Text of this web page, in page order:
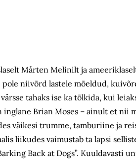
Mårten Melinilt ja
pole niivõrd lastele mõeldud,
tahaks ise ka tõlkida, kui
Brian Moses – ainult et nii
väikesi trumme, tamburiine ja
liikudes vaimustab ta lapsi
Back at Dogs”. Kuuldavasti